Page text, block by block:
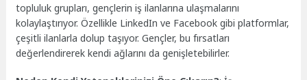
topluluk grupları, gençlerin iş ilanlarına ulaşmalarını
kolaylaştırıyor. Özellikle LinkedIn ve Facebook gibi platformlar,
çeşitli ilanlarla dolup taşıyor. Gençler, bu fırsatları
değerlendirerek kendi ağlarını da genişletebilirler.